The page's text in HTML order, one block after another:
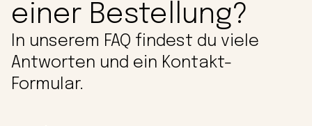
einer Bestellung?
In unserem FAQ findest du viele
Antworten und ein Kontakt-
Formular.